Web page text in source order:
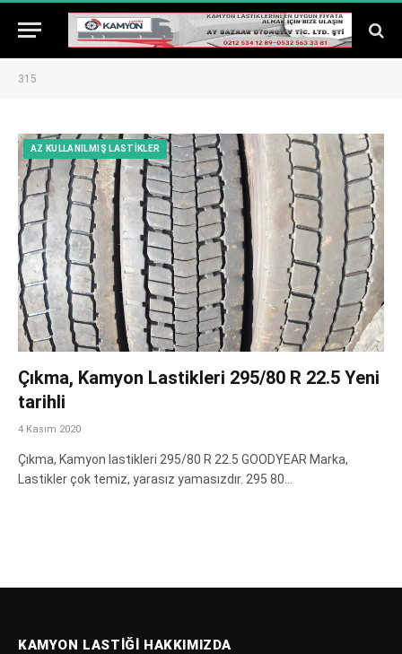
315
AZ KULLANILMIŞ LASTIKLER
Çıkma, Kamyon Lastikleri 295/80 R 22.5 Yeni
tarihli
4 Kasım 2020
Çıkma, Kamyon lastikleri 295/80 R 22.5 GOODYEAR Marka,
Lastikler çok temiz, yarasız yamasızdır. 295 80…
KAMYON LASTIĞI HAKKIMIZDA